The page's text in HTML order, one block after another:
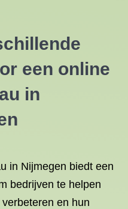
een online
in
in Nijmegen biedt een
bedrijven te helpen
en hun